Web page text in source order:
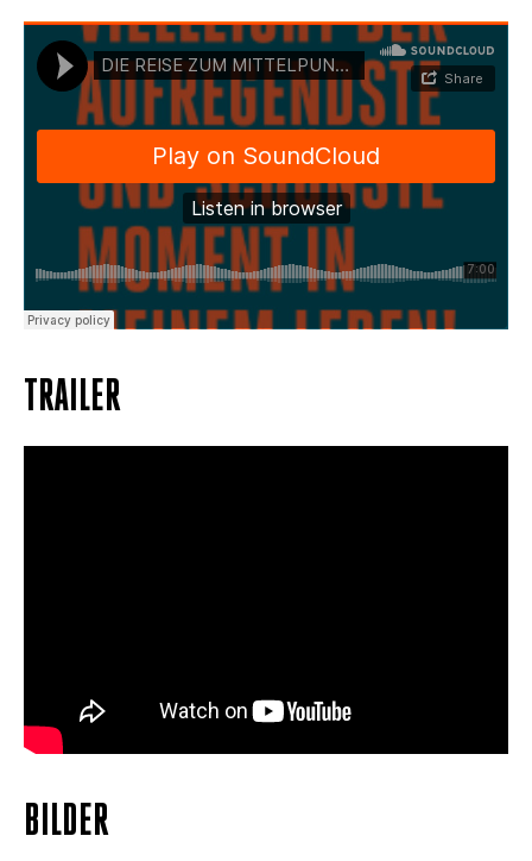
TRAILER
BILDER